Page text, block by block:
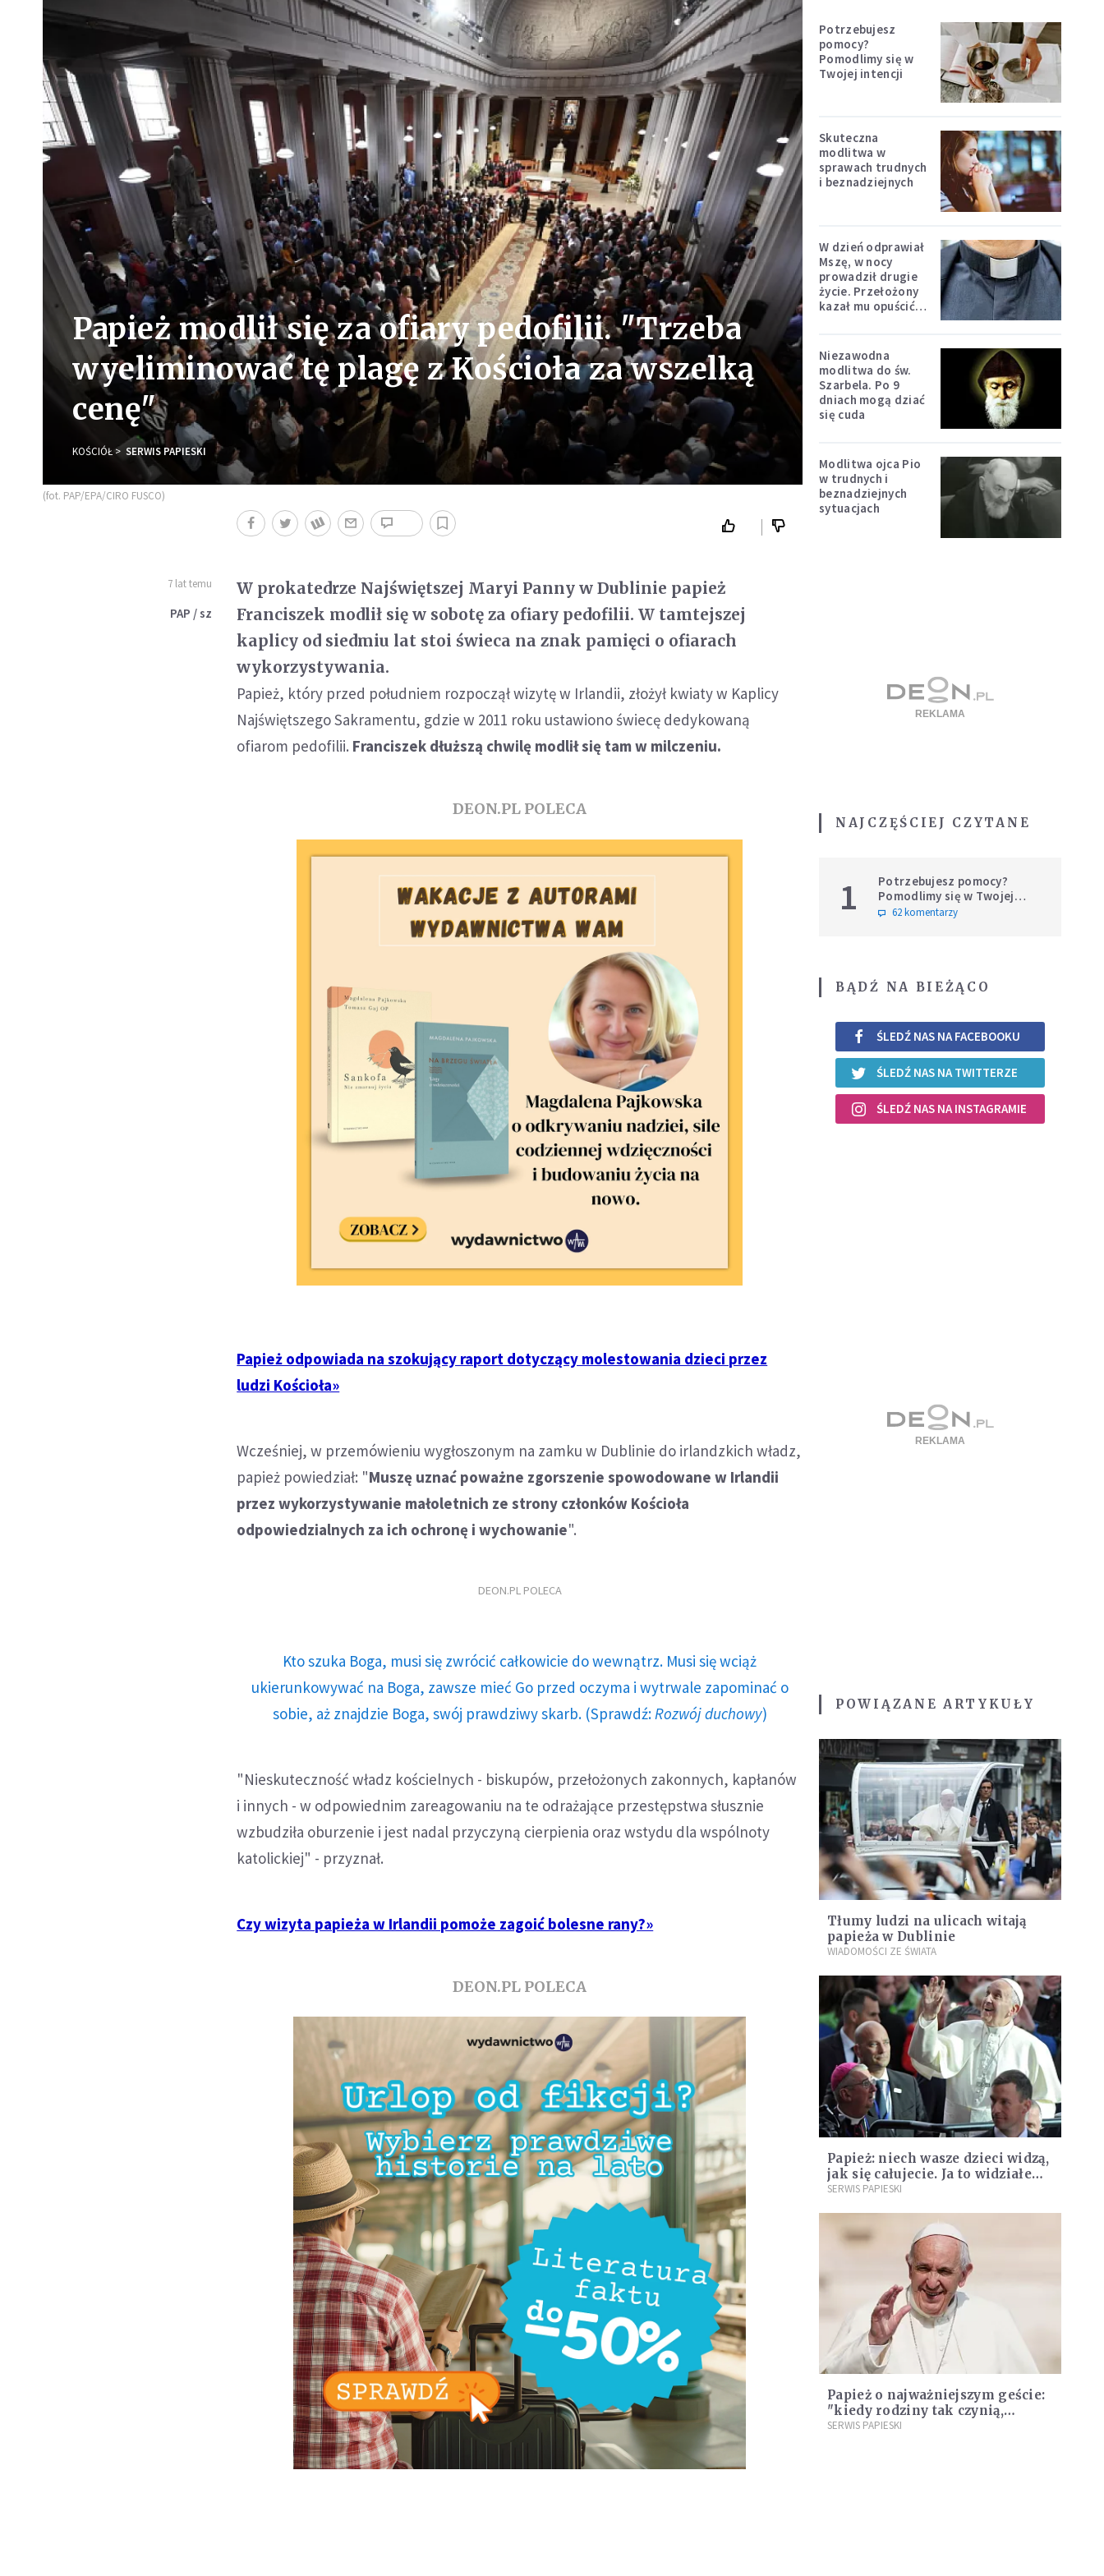
Papież modlił się za ofiary pedofilii. "Trzeba
wyeliminować tę plagę z Kościoła za wszelką
cenę"
KOŚCIÓŁ SERWIS PAPIESKI
(fot. PAP/EPA/CIRO FUSCO)
7 lat temu
PAP / sz
W prokatedrze Najświętszej Maryi Panny w Dublinie papież
Franciszek modlił się w sobotę za ofiary pedofilii. W tamtejszej
kaplicy od siedmiu lat stoi świeca na znak pamięci o ofiarach
wykorzystywania.
Papież, który przed południem rozpoczął wizytę w Irlandii, złożył kwiaty w Kaplicy
Najświętszego Sakramentu, gdzie w 2011 roku ustawiono świecę dedykowaną
ofiarom pedofilii. Franciszek dłuższą chwilę modlił się tam w milczeniu.
DEON.PL POLECA
Papież odpowiada na szokujący raport dotyczący molestowania dzieci przez
ludzi Kościoła»
Wcześniej, w przemówieniu wygłoszonym na zamku w Dublinie do irlandzkich władz,
papież powiedział: "Muszę uznać poważne zgorszenie spowodowane w Irlandii
przez wykorzystywanie małoletnich ze strony członków Kościoła
odpowiedzialnych za ich ochronę i wychowanie".
DEON.PL POLECA
Kto szuka Boga, musi się zwrócić całkowicie do wewnątrz. Musi się wciąż
ukierunkowywać na Boga, zawsze mieć Go przed oczyma i wytrwale zapominać o
sobie, aż znajdzie Boga, swój prawdziwy skarb. (Sprawdź: Rozwój duchowy)
"Nieskuteczność władz kościelnych - biskupów, przełożonych zakonnych, kapłanów
i innych - w odpowiednim zareagowaniu na te odrażające przestępstwa słusznie
wzbudziła oburzenie i jest nadal przyczyną cierpienia oraz wstydu dla wspólnoty
katolickiej" - przyznał.
Czy wizyta papieża w Irlandii pomoże zagoić bolesne rany?»
DEON.PL POLECA
Potrzebujesz
pomocy?
Pomodlimy się w
Twojej intencji
Skuteczna
modlitwa w
sprawach trudnych
i beznadziejnych
W dzień odprawiał
Mszę, w nocy
prowadził drugie
życie. Przełożony
kazał mu opuścić
Niezawodna
modlitwa do św.
Szarbela. Po 9
dniach mogą dziać
się cuda
Modlitwa ojca Pio
w trudnych i
beznadziejnych
sytuacjach
NAJCZĘŚCIEJ CZYTANE
1
Potrzebujesz pomocy?
Pomodlimy się w Twojej
intencji
62 komentarzy
BĄDŹ NA BIEŻĄCO
ŚLEDŹ NAS NA FACEBOOKU
ŚLEDŹ NAS NA TWITTERZE
ŚLEDŹ NAS NA INSTAGRAMIE
POWIĄZANE ARTYKUŁY
Tłumy ludzi na ulicach witają
papieża w Dublinie
WIADOMOŚCI ZE ŚWIATA
Papież: niech wasze dzieci widzą,
jak się całujecie. Ja to widziałem
i nigdy tego nie zapomnę
SERWIS PAPIESKI
Papież o najważniejszym geście:
"kiedy rodziny tak czynią,
przetrwają"
SERWIS PAPIESKI